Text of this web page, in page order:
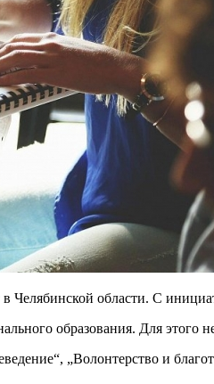
Челябинской области. С
образования. Для
„Волонтерство и